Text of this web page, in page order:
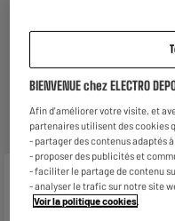
Nous reprenons
Garantie :2 ans
Jusqu'en août
Pièces et main
Caractéristiques
BIENVENUE chez ELECTRO
Afin d'améliorer votre visite, et
partenaires utilisent des cookies
- partager des contenus adaptés
- proposer des publicités et
- faciliter le partage de contenu
- analyser le trafic sur notre site
Voir la politique cookies.